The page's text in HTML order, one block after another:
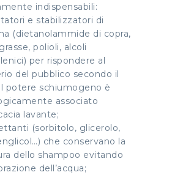
indispensabili:
e stabilizzatori di
(dietanolammide di copra,
polioli, alcoli
per rispondere al
del pubblico secondo il
potere schiumogeno è
associato
lavante;
(sorbitolo, glicerolo,
che conservano la
dello shampoo evitando
dell’acqua;